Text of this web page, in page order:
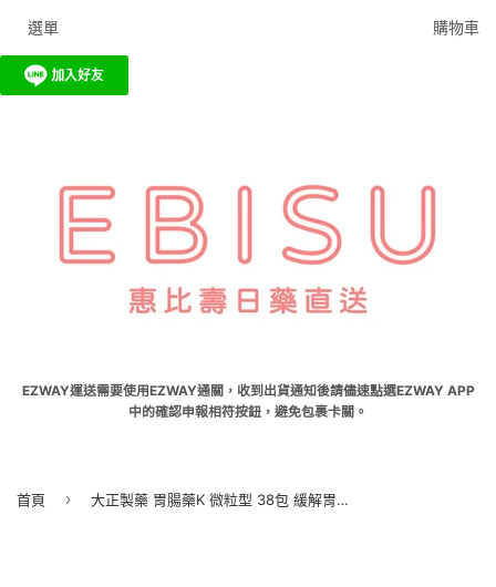
EZWAY運送需要使用EZWAY通關，收到出貨通知後請儘速點選EZWAY APP
中的確認申報相符按鈕，避免包裹卡關。
選單 購物車
首頁 › 大正製藥 胃腸藥K 微粒型 38包 緩解胃痛、胃脹氣【第2類醫藥品】